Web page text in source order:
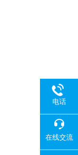
电话
在线交流